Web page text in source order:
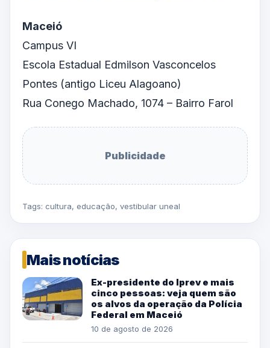
Maceió
Campus VI
Escola Estadual Edmilson Vasconcelos
Pontes (antigo Liceu Alagoano)
Rua Conego Machado, 1074 – Bairro Farol
Publicidade
Tags: cultura, educação, vestibular uneal
Mais notícias
Ex-presidente do Iprev e mais
cinco pessoas: veja quem são
os alvos da operação da Polícia
Federal em Maceió
10 de agosto de 2026